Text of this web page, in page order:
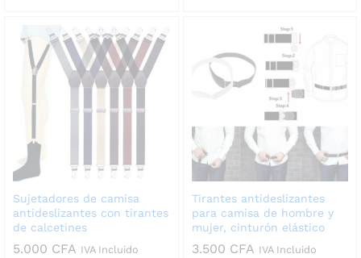
Sujetadores de camisa
antideslizantes con tirantes
de calcetines
5.000 CFA IVA Incluido
Tirantes antideslizantes
para camisa de hombre y
mujer, cinturón elástico
3.500 CFA IVA Incluido